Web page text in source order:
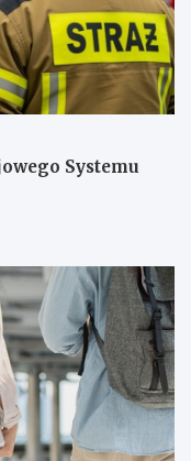
Systemu